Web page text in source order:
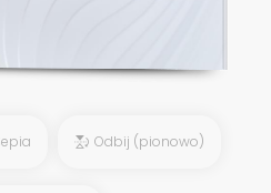
Odbij (pionowo)